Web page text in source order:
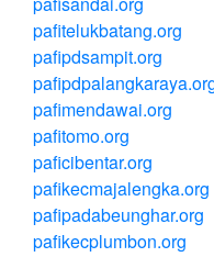
pafitelukbatang.org
pafipdsampit.org
pafimendawai.org
pafitomo.org
paficibentar.org
pafikecmajalengka.org
pafipadabeunghar.org
pafikecplumbon.org